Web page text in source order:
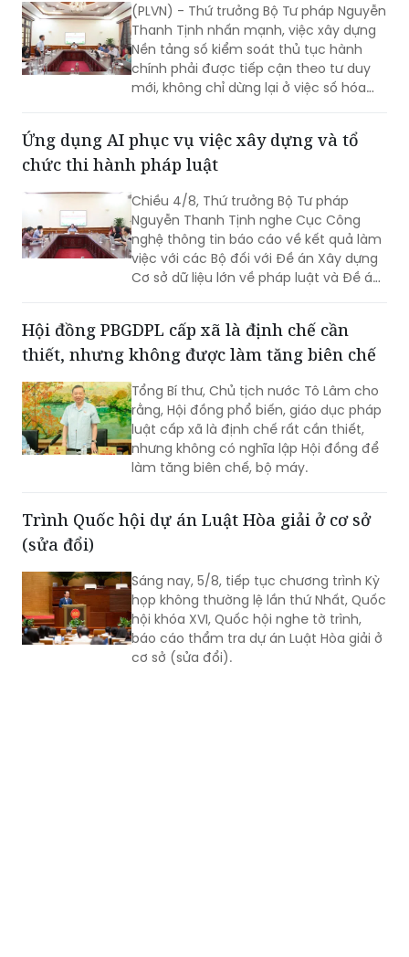
(PLVN) - Thứ trưởng Bộ Tư pháp Nguyễn
Thanh Tịnh nhấn mạnh, việc xây dựng
Nền tảng số kiểm soát thủ tục hành
chính phải được tiếp cận theo tư duy
mới, không chỉ dừng lại ở việc số hóa
nghệ, mà phải hướng tới xây dựng một
nền tảng thực sự thông minh, chủ
gia tăng cho công tác quản lý nhà
nước.
Ứng dụng AI phục vụ việc xây dựng và tổ
chức thi hành pháp luật
Chiều 4/8, Thứ trưởng Bộ Tư pháp
Nguyễn Thanh Tịnh nghe Cục Công
nghệ thông tin báo cáo về kết quả làm
việc với các Bộ đối với Đề án Xây dựng
Cơ sở dữ liệu lớn về pháp luật và Đề án
trình Thủ tướng Chính phủ.
Hội đồng PBGDPL cấp xã là định chế cần
thiết, nhưng không được làm tăng biên chế
Tổng Bí thư, Chủ tịch nước Tô Lâm cho
rằng, Hội đồng phổ biến, giáo dục pháp
luật cấp xã là định chế rất cần thiết,
nhưng không có nghĩa lập Hội đồng để
làm tăng biên chế, bộ máy.
Trình Quốc hội dự án Luật Hòa giải ở cơ sở
(sửa đổi)
Sáng nay, 5/8, tiếp tục chương trình Kỳ
họp không thường lệ lần thứ Nhất, Quốc
hội khóa XVI, Quốc hội nghe tờ trình,
báo cáo thẩm tra dự án Luật Hòa giải ở
cơ sở (sửa đổi).